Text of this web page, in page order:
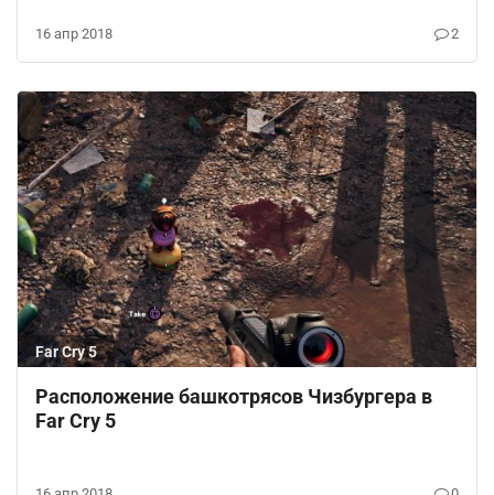
16 апр 2018 2
Far Cry 5
Расположение башкотрясов Чизбургера в
Far Cry 5